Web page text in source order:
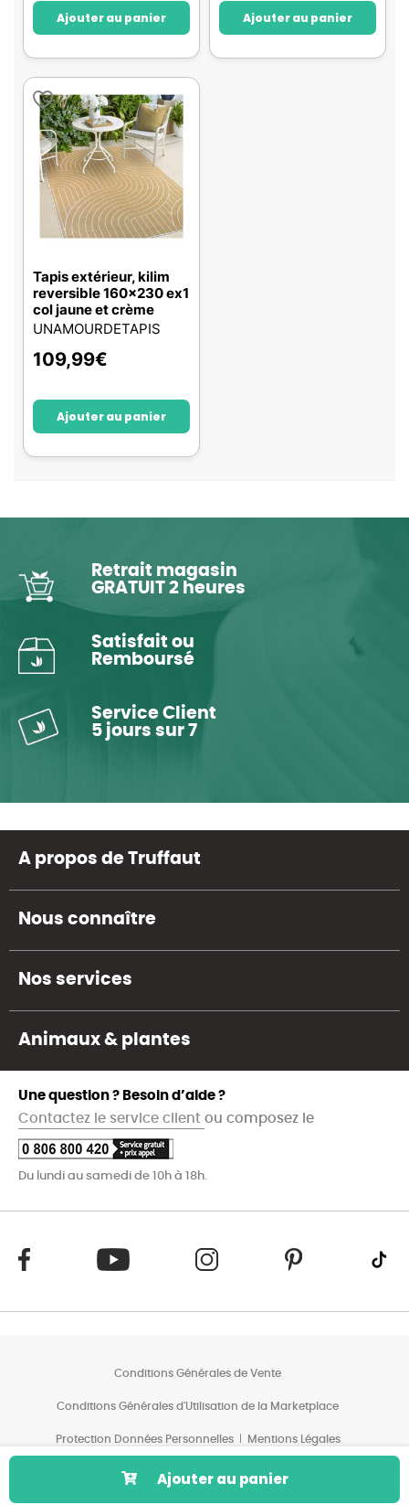
Ajouter au panier
Ajouter au panier Ajouter au panier
Tapis extérieur, kilim
reversible 160x230 ex1
col jaune et crème
UNAMOURDETAPIS
109,99€
Ajouter au panier
Retrait magasin
GRATUIT 2 heures
Satisfait ou
Remboursé
Service Client
5 jours sur 7
A propos de Truffaut
Nous connaître
Nos services
Animaux & plantes
Une question ? Besoin d’aide ?
Contactez le service client ou composez le
Du lundi au samedi de 10h à 18h.
Conditions Générales de Vente
Conditions Générales d'Utilisation de la Marketplace
Protection Données Personnelles Mentions Légales
Conditions des Offres*